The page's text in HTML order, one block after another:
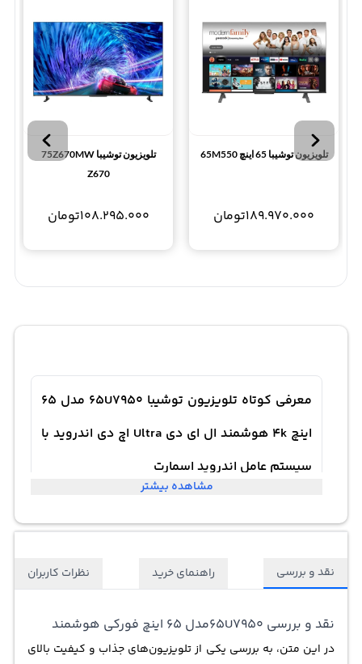
تلویزیون توشیبا 65 اینچ 65M550
189.970.000تومان
تلویزیون توشیبا 75Z670MW
Z670
108.295.000تومان
معرفی کوتاه تلویزیون توشیبا 65U7950 مدل 65
اینچ 4k هوشمند ال ای دی Ultra اچ دی اندروید با
سیستم عامل اندروید اسمارت
تلویزیون توشیبا 65U7950: تکنولوژی و امکاناتی با کیفیت
کمپانی است که توانسته با کیفیت تصویر 4K Ultra HD و
را برای مخاطبان خود ارائه دهد. این تلویزیون دارای توان
مشاهده بیشتر
نقد و بررسی راهنمای خرید نظرات کاربران
نقد و بررسی 65U7950مدل 65 اینچ فورکی هوشمند
در این متن، به بررسی یکی از تلویزیون‌های جذاب و کیفیت بالای